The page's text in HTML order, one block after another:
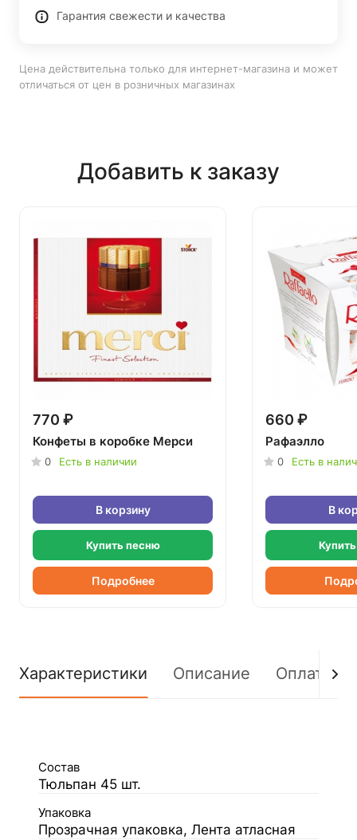
Гарантия свежести и качества
Цена действительна только для интернет-магазина и может
отличаться от цен в розничных магазинах
Добавить к заказу
770 ₽
Конфеты в коробке Мерси
0 Есть в наличии
В корзину
Купить песню
Подробнее
660 ₽
Рафаэлло
0 Есть в
В
Характеристики Описание Оплата
Состав
Тюльпан 45 шт.
Упаковка
Прозрачная упаковка, Лента атласная